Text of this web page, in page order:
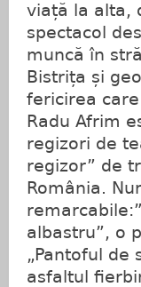
viață la alta,
spectacol
muncă în
Bistrița și
fericirea
Radu Afrim
regizori de
regizor” de
România.
albastru”, o
„Pantoful de
asfaltul